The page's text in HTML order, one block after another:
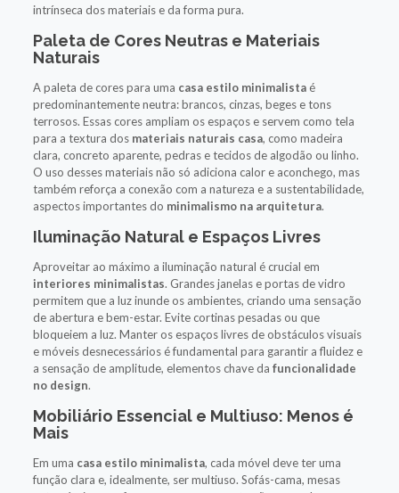
intrínseca dos materiais e da forma pura.
Paleta de Cores Neutras e Materiais
Naturais
A paleta de cores para uma casa estilo minimalistaé
predominantemente neutra: brancos, cinzas, beges e tons
terrosos. Essas cores ampliam os espaços e servem como tela
para a textura dos materiais naturais casa, como madeira
clara, concreto aparente, pedras e tecidos de algodão ou linho.
O uso desses materiais não só adiciona calor e aconchego, mas
também reforça a conexão com a natureza e a sustentabilidade,
aspectos importantes do minimalismo na arquitetura.
Iluminação Natural e Espaços Livres
Aproveitar ao máximo a iluminação natural é crucial em
interiores minimalistas. Grandes janelas e portas de vidro
permitem que a luz inunde os ambientes, criando uma sensação
de abertura e bem-estar. Evite cortinas pesadas ou que
bloqueiem a luz. Manter os espaços livres de obstáculos visuais
e móveis desnecessários é fundamental para garantir a fluidez e
a sensação de amplitude, elementos chave da funcionalidade
no design.
Mobiliário Essencial e Multiuso: Menos é
Mais
Em uma casa estilo minimalista, cada móvel deve ter uma
função clara e, idealmente, ser multiuso. Sofás-cama, mesas